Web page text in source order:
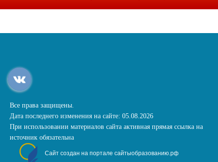
Все права защищены.
Дата последнего изменения на сайте: 05.08.2026
При использовании материалов сайта активная прямая ссылка на
источник обязательна
Сайт создан на портале сайтыобразованию.рф